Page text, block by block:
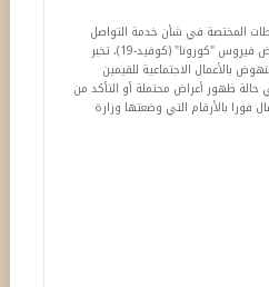
المختصة في شأن خدمة التواصل
وتقديم معلومات حول مرض فيروس "كورونا" (كوفيد-19)، تخبر
بالأعمال الاجتماعية للقيمين
حالة ظهور أعراض محتملة أو التأكد من
فورا بالأرقام التي وضعتها وزارة